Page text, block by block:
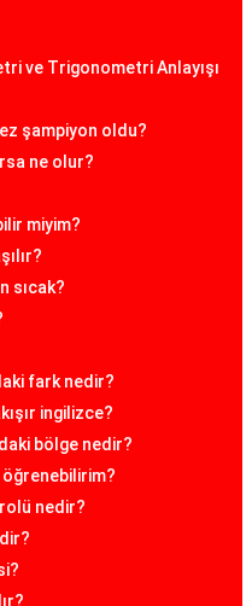
ve Trigonometri Anlayışı
şampiyon oldu?
ne olur?
miyim?
sıcak?
fark nedir?
ingilizce?
bölge nedir?
nedir?